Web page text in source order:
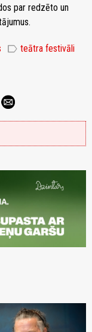
par redzēto un
label teātra festivāli